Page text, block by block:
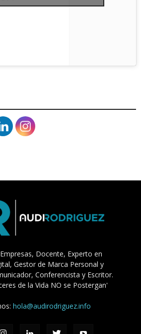
Docente, Experto en
Gestor de Marca Personal y
Conferencista y Escritor.
de la Vida NO se Postergan'
hola@audirodriguez.info